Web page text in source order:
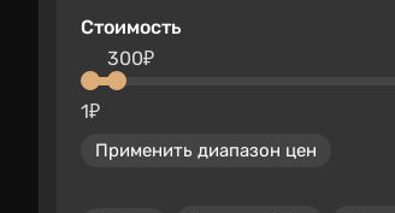
Стоимость
1₽
300₽
Применить диапазон цен